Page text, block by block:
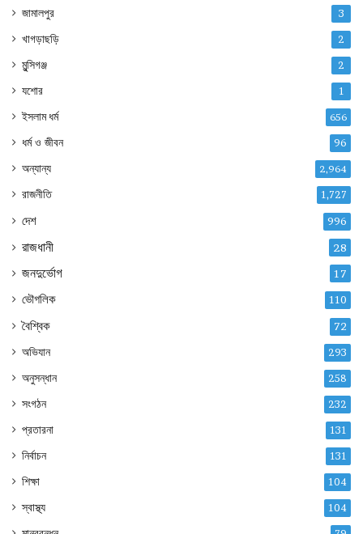
জামালপুর 3
খাগড়াছড়ি 2
মুন্সিগঞ্জ 2
যশোর 1
ইসলাম ধর্ম 656
ধর্ম ও জীবন 96
অন্যান্য 2,964
রাজনীতি 1,727
দেশ 996
রাজধানী 28
জনদুর্ভোগ 17
ভৌগলিক 110
বৈশ্বিক 72
অভিযান 293
অনুসন্ধান 258
সংগঠন 232
প্রতারনা 131
নির্বাচন 131
শিক্ষা 104
স্বাস্থ্য 104